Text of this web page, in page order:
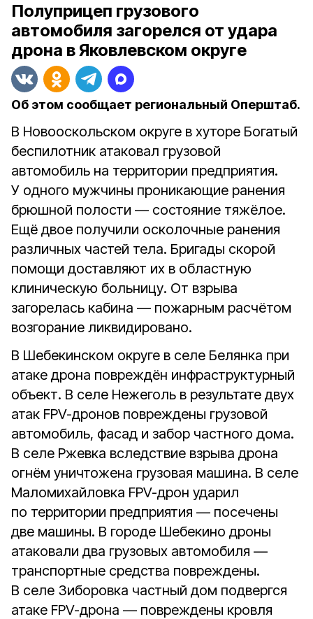
Полуприцеп грузового
автомобиля загорелся от удара
дрона в Яковлевском округе
Об этом сообщает региональный Оперштаб.
В Новооскольском округе в хуторе Богатый
беспилотник атаковал грузовой
автомобиль на территории предприятия.
У одного мужчины проникающие ранения
брюшной полости — состояние тяжёлое.
Ещё двое получили осколочные ранения
различных частей тела. Бригады скорой
помощи доставляют их в областную
клиническую больницу. От взрыва
загорелась кабина — пожарным расчётом
возгорание ликвидировано.
В Шебекинском округе в селе Белянка при
атаке дрона повреждён инфраструктурный
объект. В селе Нежеголь в результате двух
атак FPV-дронов повреждены грузовой
автомобиль, фасад и забор частного дома.
В селе Ржевка вследствие взрыва дрона
огнём уничтожена грузовая машина. В селе
Маломихайловка FPV-дрон ударил
по территории предприятия — посечены
две машины. В городе Шебекино дроны
атаковали два грузовых автомобиля —
транспортные средства повреждены.
В селе Зиборовка частный дом подвергся
атаке FPV-дрона — повреждены кровля